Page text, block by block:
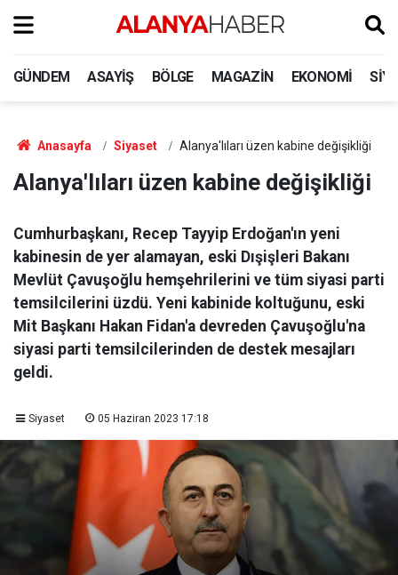
GÜNDEM ASAYIŞ BÖLGE MAGAZIN EKONOMI
Anasayfa Siyaset Alanya'lıları üzen kabine değişikliği
Alanya'lıları üzen kabine değişikliği
Cumhurbaşkanı, Recep Tayyip Erdoğan'ın yeni
kabinesin de yer alamayan, eski Dışişleri Bakanı
Mevlüt Çavuşoğlu hemşehrilerini ve tüm siyasi parti
temsilcilerini üzdü. Yeni kabinide koltuğunu, eski
Mit Başkanı Hakan Fidan'a devreden Çavuşoğlu'na
siyasi parti temsilcilerinden de destek mesajları
geldi.
Siyaset 05 Haziran 2023 17:18